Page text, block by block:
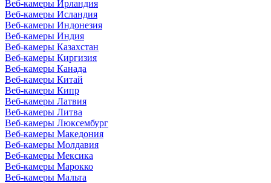
Веб-камеры Ирландия
Веб-камеры Исландия
Веб-камеры Индонезия
Веб-камеры Индия
Веб-камеры Казахстан
Веб-камеры Киргизия
Веб-камеры Канада
Веб-камеры Китай
Веб-камеры Кипр
Веб-камеры Латвия
Веб-камеры Литва
Веб-камеры Люксембург
Веб-камеры Македония
Веб-камеры Молдавия
Веб-камеры Мексика
Веб-камеры Марокко
Веб-камеры Мальта